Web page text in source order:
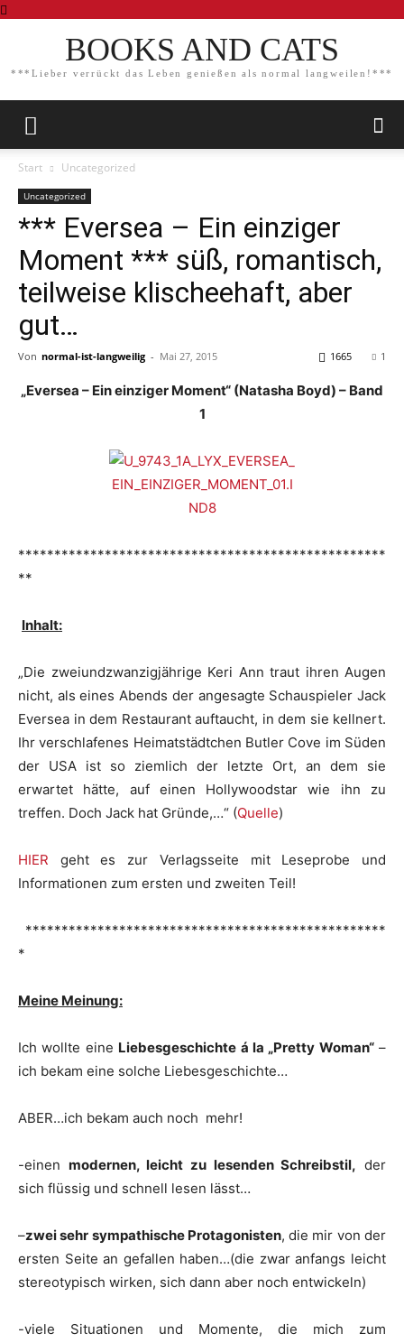
BOOKS AND CATS
***Lieber verrückt das Leben genießen als normal langweilen!***
Start Uncategorized
Uncategorized
*** Eversea – Ein einziger
Moment *** süß, romantisch,
teilweise klischeehaft, aber
gut…
Von normal-ist-langweilig - Mai 27, 2015 1
1665
„Eversea – Ein einziger Moment“ (Natasha Boyd) – Band
1
***************************************************
**
Inhalt:
„Die zweiundzwanzigjährige Keri Ann traut ihren Augen
nicht, als eines Abends der angesagte Schauspieler Jack
Eversea in dem Restaurant auftaucht, in dem sie kellnert.
Ihr verschlafenes Heimatstädtchen Butler Cove im Süden
der USA ist so ziemlich der letzte Ort, an dem sie
erwartet hätte, auf einen Hollywoodstar wie ihn zu
treffen. Doch Jack hat Gründe,…“ (Quelle)
HIER geht es zur Verlagsseite mit Leseprobe und
Informationen zum ersten und zweiten Teil!
**************************************************
*
Meine Meinung:
Ich wollte eine Liebesgeschichte á la „Pretty Woman“–
ich bekam eine solche Liebesgeschichte…
ABER…ich bekam auch noch mehr!
-einen modernen, leicht zu lesenden Schreibstil, der
sich flüssig und schnell lesen lässt…
–zwei sehr sympathische Protagonisten, die mir von der
ersten Seite an gefallen haben…(die zwar anfangs leicht
stereotypisch wirken, sich dann aber noch entwickeln)
-viele Situationen und Momente, die mich zum